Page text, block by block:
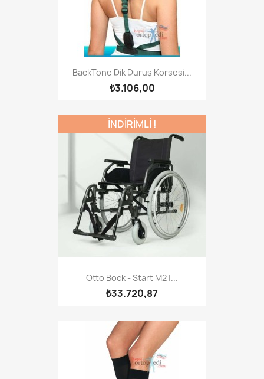
BackTone Dik Duruş Korsesi...
₺3.106,00
Otto Bock - Start M2 |...
₺33.720,87
İNDİRİMLİ !